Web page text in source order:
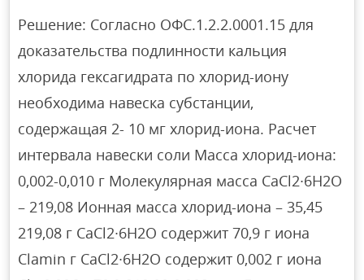
Решение: Согласно ОФС.1.2.2.0001.15 для
доказательства подлинности кальция
хлорида гексагидрата по хлорид-иону
необходима навеска субстанции,
содержащая 2- 10 мг хлорид-иона. Расчет
интервала навески соли Масса хлорид-иона:
0,002-0,010 г Молекулярная масса CaCl2∙6H2O
– 219,08 Ионная масса хлорид-иона – 35,45
219,08 г CaCl2∙6H2O содержит 70,9 г иона
Clamin г CaCl2∙6H2O содержит 0,002 г иона